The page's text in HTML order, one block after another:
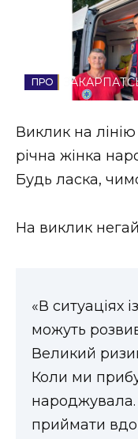
Соціум
Спорт
Стиль життя
Втрачений
НОВИНИ
ФОТО
ВІДЕО
Виклик на лінію
річна жінка
Будь ласка,
На виклик
«В ситуаціях
можуть
Великий
Коли ми
приймати